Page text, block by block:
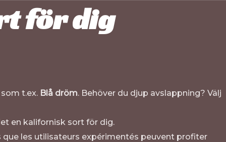
för dig
t.ex. Blå dröm. Behöver du djup avslappning? Välj
en kalifornisk sort för dig.
que les utilisateurs expérimentés peuvent profiter